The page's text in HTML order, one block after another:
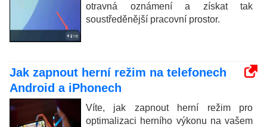
otravná oznámení a získat tak
soustředěnější pracovní prostor.
Jak zapnout herní režim na telefonech
Android a iPhonech
Víte, jak zapnout herní režim pro
optimalizaci herního výkonu na vašem